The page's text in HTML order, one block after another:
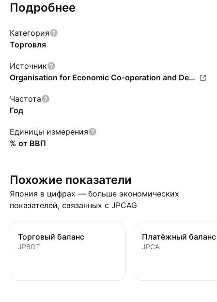
Подробнее
Категория
Торговля
Источник
Organisation for Economic Co-operation and Development
Частота
Год
Единицы измерения
% от ВВП
Похожие показатели
Япония в цифрах — больше экономических
показателей, связанных с JPCAG
Торговый баланс
JPBOT
Платёжный баланс
JPCA